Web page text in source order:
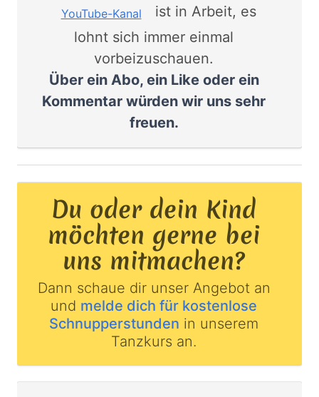
YouTube-Kanal
ist in Arbeit, es
lohnt sich immer einmal
vorbeizuschauen.
Über ein Abo, ein Like oder ein
Kommentar würden wir uns sehr
freuen.
Du oder dein Kind
möchten gerne bei
uns mitmachen?
Dann schaue dir unser Angebot an
und melde dich für kostenlose
Schnupperstunden in unserem
Tanzkurs an.